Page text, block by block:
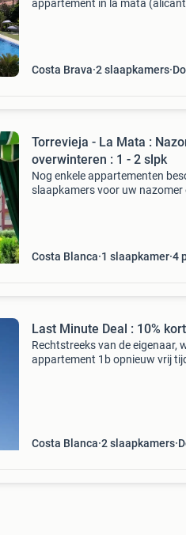
appartement in la mata
Costa Brava 2 slaapkamers
Torrevieja - La Mata :
overwinteren : 1 - 2 slpk
Nog enkele appartementen
slaapkamers voor uw
Costa Blanca 1 slaapkamer 4
Last Minute Deal : 10%
Rechtstreeks van de eigenaar,
appartement 1b opnieuw vrij
Costa Blanca 2 slaapkamers